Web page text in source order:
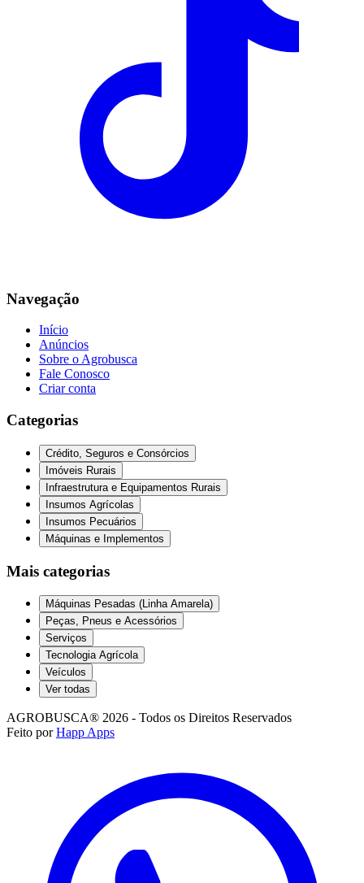
Navegação
Início
Anúncios
Sobre o Agrobusca
Fale Conosco
Criar conta
Categorias
Crédito, Seguros e Consórcios
Imóveis Rurais
Infraestrutura e Equipamentos Rurais
Insumos Agrícolas
Insumos Pecuários
Máquinas e Implementos
Mais categorias
Máquinas Pesadas (Linha Amarela)
Peças, Pneus e Acessórios
Serviços
Tecnologia Agrícola
Veículos
Ver todas
AGROBUSCA® 2026 - Todos os Direitos Reservados
Feito por Happ Apps